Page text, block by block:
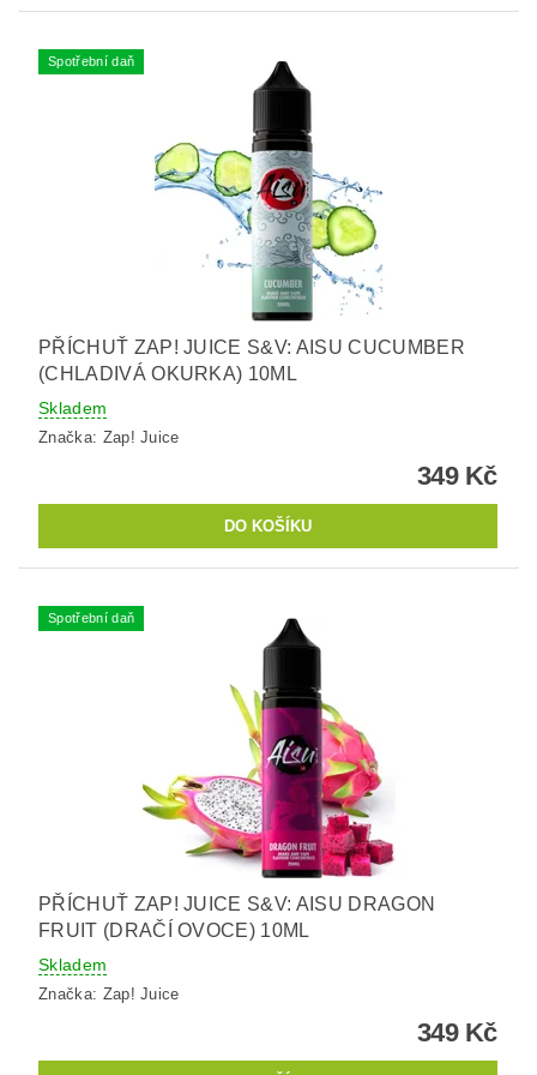
Spotřební daň
PŘÍCHUŤ ZAP! JUICE S&V: AISU CUCUMBER
(CHLADIVÁ OKURKA) 10ML
Skladem
Značka: Zap! Juice
349 Kč
Spotřební daň
PŘÍCHUŤ ZAP! JUICE S&V: AISU DRAGON
FRUIT (DRAČÍ OVOCE) 10ML
Skladem
Značka: Zap! Juice
349 Kč